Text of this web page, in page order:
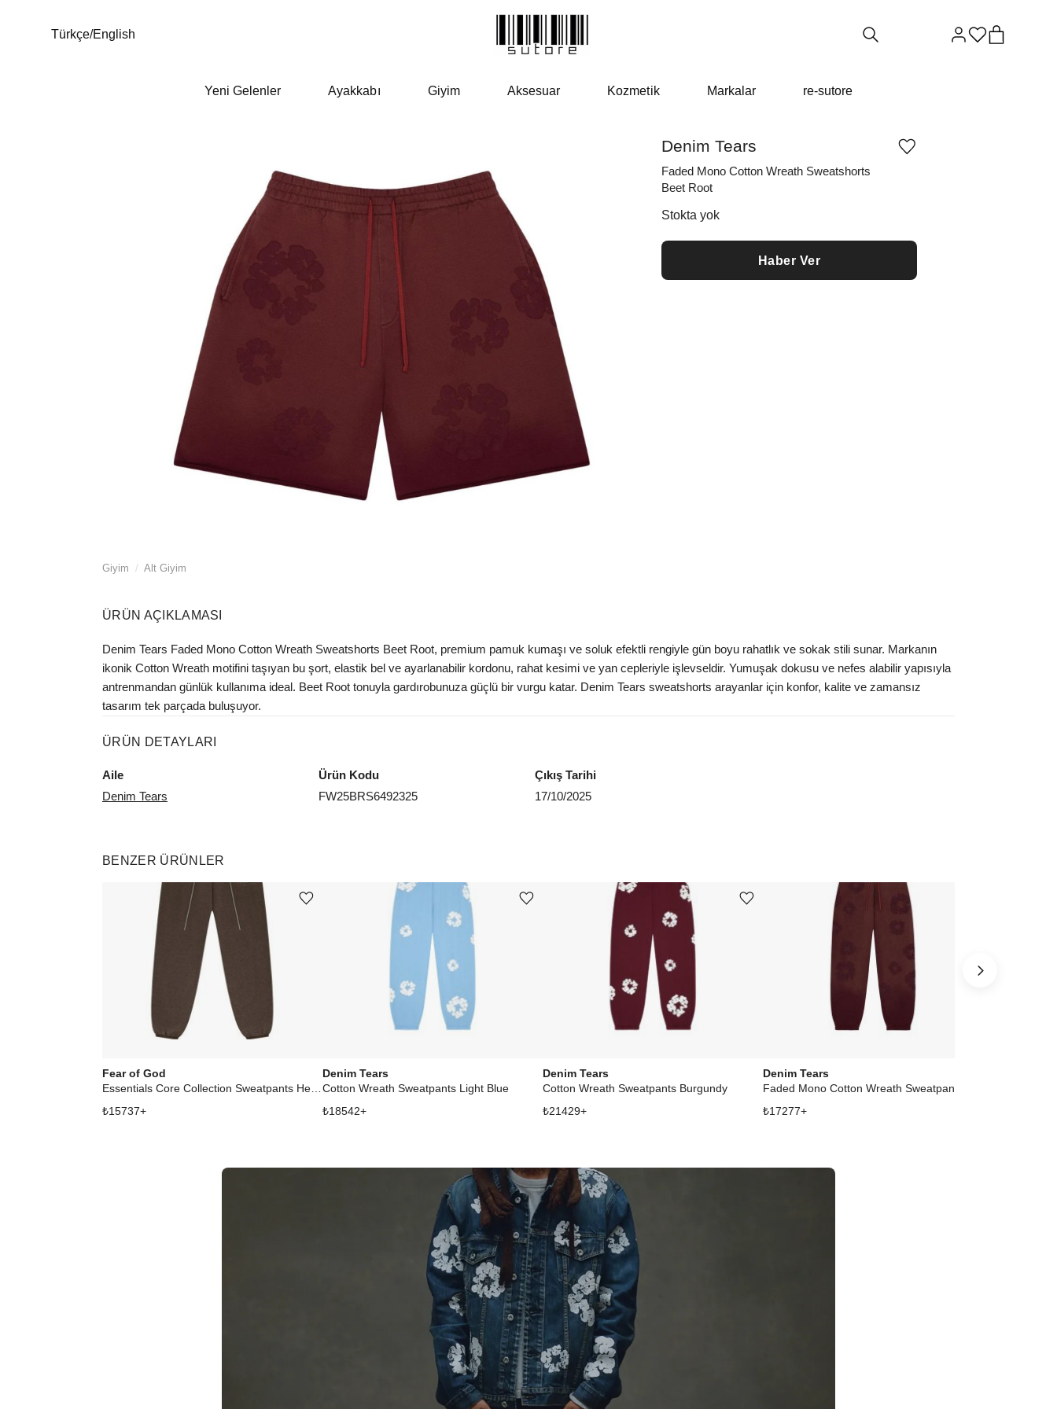
Türkçe/English
Yeni Gelenler Ayakkabı Giyim Aksesuar Kozmetik Markalar re-sutore
Giyim / Alt Giyim
Denim Tears
Faded Mono Cotton Wreath Sweatshorts
Beet Root
Ürünü
Stokta yok
Haber Ver
ÜRÜN AÇIKLAMASI
Denim Tears Faded Mono Cotton Wreath Sweatshorts Beet Root, premium pamuk kumaşı ve soluk efektli rengiyle gün boyu rahatlık ve sokak stili sunar. Markanın
ikonik Cotton Wreath motifini taşıyan bu şort, elastik bel ve ayarlanabilir kordonu, rahat kesimi ve yan cepleriyle işlevseldir. Yumuşak dokusu ve nefes alabilir yapısıyla
antrenmandan günlük kullanıma ideal. Beet Root tonuyla gardırobunuza güçlü bir vurgu katar. Denim Tears sweatshorts arayanlar için konfor, kalite ve zamansız
tasarım tek parçada buluşuyor.
ÜRÜN DETAYLARI
Aile
Denim Tears
Ürün Kodu
FW25BRS6492325
Çıkış Tarihi
17/10/2025
BENZER ÜRÜNLER
Fear of God
Essentials Core Collection Sweatpants Heather Wood
₺15737+
Ürünü istek listesine ekle veya listeden çıkar
Denim Tears
Cotton Wreath Sweatpants Light Blue
₺18542+
Ürünü istek listesine ekle veya listeden çıkar
Denim Tears
Cotton Wreath Sweatpants Burgundy
₺21429+
Ürünü istek listesine ekle veya listeden çıkar
Denim Tears
₺17277+